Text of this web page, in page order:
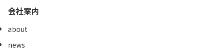
会社案内
about
news